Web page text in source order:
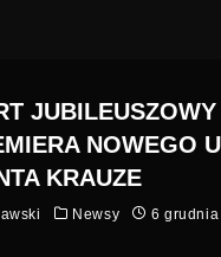
JUBILEUSZOWY
NOWEGO
KRAUZE
Newsy 6 grudnia